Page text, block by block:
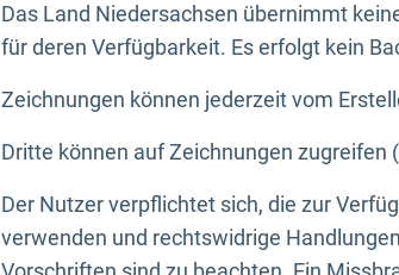
Das Land Niedersachsen übernimmt
für deren Verfügbarkeit. Es erfolgt kein
Zeichnungen können jederzeit vom
Dritte können auf Zeichnungen zugreifen
Der Nutzer verpflichtet sich, die zur
verwenden und rechtswidrige